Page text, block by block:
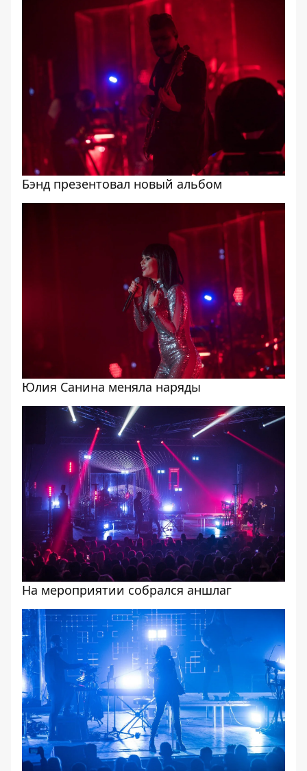
Бэнд презентовал новый альбом
Юлия Санина меняла наряды
На мероприятии собрался аншлаг